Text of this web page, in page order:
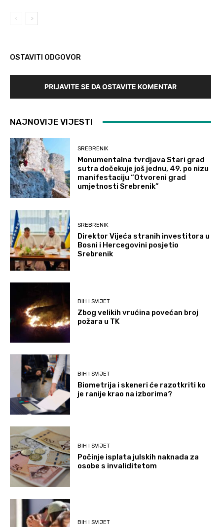
OSTAVITI ODGOVOR
PRIJAVITE SE DA OSTAVITE KOMENTAR
NAJNOVIJE VIJESTI
SREBRENIK
Monumentalna tvrdjava Stari grad
sutra dočekuje još jednu, 49. po nizu
manifestaciju “Otvoreni grad
umjetnosti Srebrenik”
SREBRENIK
Direktor Vijeća stranih investitora u
Bosni i Hercegovini posjetio
Srebrenik
BIH I SVIJET
Zbog velikih vrućina povećan broj
požara u TK
BIH I SVIJET
Biometrija i skeneri će razotkriti ko
je ranije krao na izborima?
BIH I SVIJET
Počinje isplata julskih naknada za
osobe s invaliditetom
BIH I SVIJET